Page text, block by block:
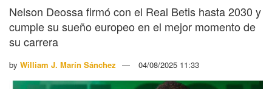
Nelson Deossa firmó con el Real Betis hasta 2030 y
cumple su sueño europeo en el mejor momento de
su carrera
by William J. Marín Sánchez 04/08/2025 11:33